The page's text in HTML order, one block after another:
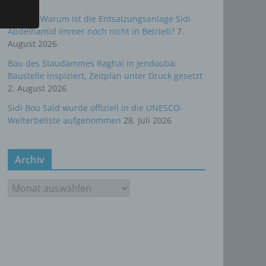
Sousse: Warum ist die Entsalzungsanlage Sidi
Abdelhamid immer noch nicht in Betrieb? 7.
August 2026
Bau des Staudammes Raghai in Jendouba:
Baustelle inspiziert, Zeitplan unter Druck gesetzt
2. August 2026
Sidi Bou Said wurde offiziell in die UNESCO-
Welterbeliste aufgenommen 28. Juli 2026
Archiv
das